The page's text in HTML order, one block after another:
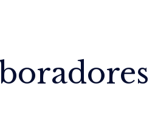
Pedagogia Inaciana